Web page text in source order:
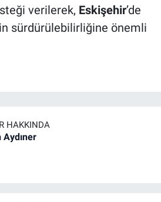
verilerek, Eskişehir’de
sürdürülebilirliğine önemli
HAKKINDA
Aydıner